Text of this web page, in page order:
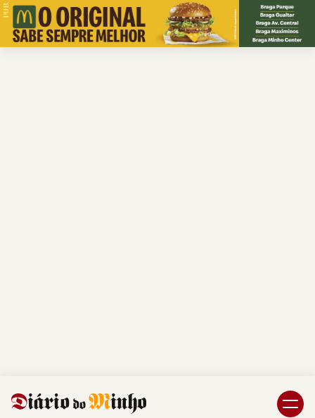
PUB.